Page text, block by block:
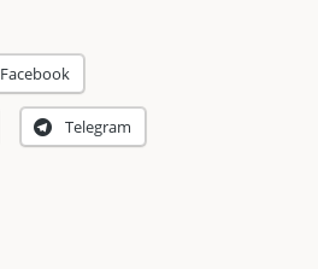
Facebook
Telegram